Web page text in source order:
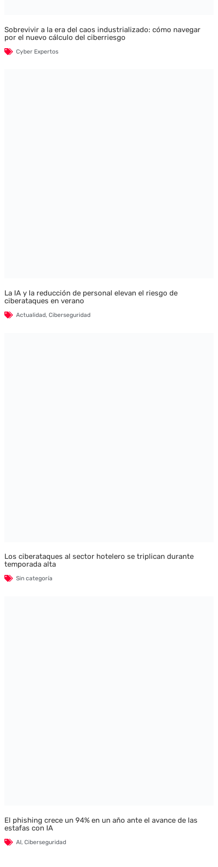
Sobrevivir a la era del caos industrializado: cómo navegar
por el nuevo cálculo del ciberriesgo
Cyber Expertos
La IA y la reducción de personal elevan el riesgo de
ciberataques en verano
Actualidad, Ciberseguridad
Los ciberataques al sector hotelero se triplican durante
temporada alta
Sin categoría
El phishing crece un 94% en un año ante el avance de las
estafas con IA
AI, Ciberseguridad